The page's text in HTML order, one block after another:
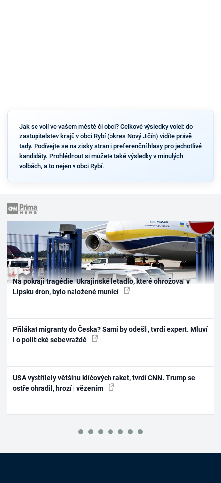
Jak se volí ve vašem městě či obci? Celkové výsledky voleb do
zastupitelstev krajů v obci Rybí (okres Nový Jičín) vidíte právě
tady. Podívejte se na zisky stran i preferenční hlasy pro jednotlivé
kandidáty. Prohlédnout si můžete také výsledky v minulých
volbách, a to nejen v obci Rybí.
Na pokraji tragédie: Ukrajinské letadlo, které ohrožoval v
Lipsku dron, bylo naložené municí
Přilákat migranty do Česka? Sami by odešli, tvrdí expert. Mluví
i o politické sebevraždě
USA vystřílely většinu klíčových raket, tvrdí CNN. Trump se
ostře ohradil, hrozí i vězením